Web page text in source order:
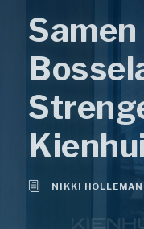
NIKKI HOLLEMAN